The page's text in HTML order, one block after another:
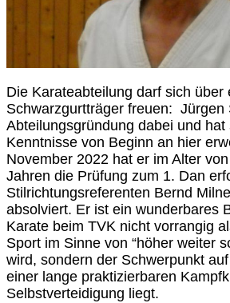
Die Karateabteilung darf sich über
Schwarzgurtträger freuen: Jürgen
Abteilungsgründung dabei und hat
Kenntnisse von Beginn an hier
November 2022 hat er im Alter
Jahren die Prüfung zum 1. Dan
Stilrichtungsreferenten Bernd
absolviert. Er ist ein wunderbares
Karate beim TVK nicht vorrangig
Sport im Sinne von “höher weiter
wird, sondern der Schwerpunkt
einer lange praktizierbaren
Selbstverteidigung liegt.